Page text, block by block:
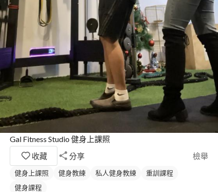
Gal Fitness Studio 健身上課照
收藏
分享 檢舉
健身上課照 健身教練 私人健身教練
重訓課程
健身課程